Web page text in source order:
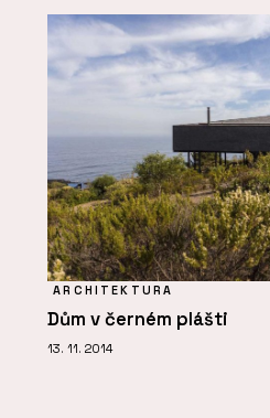
ARCHITEKTURA
Dům v černém plášti
13. 11. 2014